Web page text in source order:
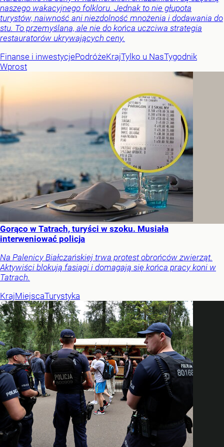
naszego wakacyjnego folkloru. Jednak to nie głupota
turystów, naiwność ani niezdolność mnożenia i dodawania do
stu. To przemyślana, ale nie do końca uczciwa strategia
restauratorów ukrywających ceny.
Finanse i inwestycjePodróżeKrajTylko u NasTygodnik
Wprost
Gorąco w Tatrach, turyści w szoku. Musiała
interweniować policja
Na Palenicy Białczańskiej trwa protest obrońców zwierząt.
Aktywiści blokują fasiągi i domagają się końca pracy koni w
Tatrach.
KrajMiejscaTurystyka